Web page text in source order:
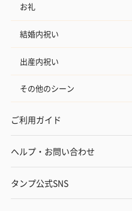
お礼
結婚内祝い
出産内祝い
その他のシーン
ご利用ガイド
ヘルプ・お問い合わせ
タンプ公式SNS